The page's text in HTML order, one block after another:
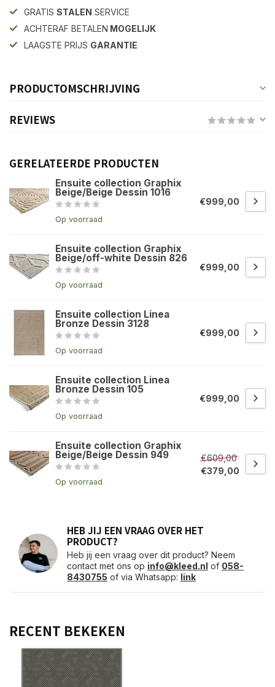
GRATIS STALEN SERVICE
ACHTERAF BETALEN MOGELIJK
LAAGSTE PRIJS GARANTIE
PRODUCTOMSCHRIJVING
REVIEWS
GERELATEERDE PRODUCTEN
Ensuite collection Graphix
Beige/Beige Dessin 1016
Op voorraad
€999,00
Ensuite collection Graphix
Beige/off-white Dessin 826
Op voorraad
€999,00
Ensuite collection Linea
Bronze Dessin 3128
Op voorraad
€999,00
Ensuite collection Linea
Bronze Dessin 105
Op voorraad
€999,00
Ensuite collection Graphix
Beige/Beige Dessin 949
Op voorraad
€609,00
€379,00
HEB JIJ EEN VRAAG OVER HET
PRODUCT?
Heb jij een vraag over dit product? Neem
contact met ons op info@kleed.nl of 058-
8430755 of via Whatsapp: link
RECENT BEKEKEN